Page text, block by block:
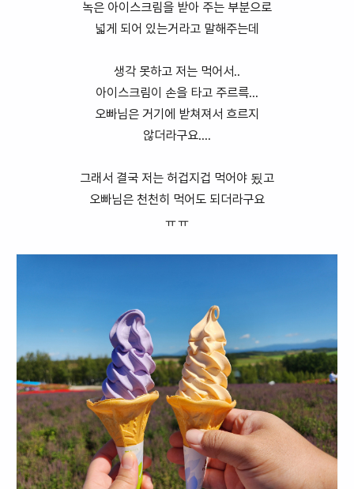
녹은 아이스크림을 받아 주는 부분으로
넓게 되어 있는거라고 말해주는데
생각 못하고 저는 먹어서..
아이스크림이 손을 타고 주르륵...
오빠님은 거기에 받쳐져서 흐르지
않더라구요....
그래서 결국 저는 허겁지겁 먹어야 됬고
오빠님은 천천히 먹어도 되더라구요
ㅠㅠ